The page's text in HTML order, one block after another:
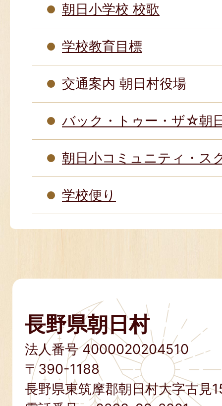
朝日小学校 校歌
学校教育目標
交通案内 朝日村役場
バック・トゥー・ザ☆朝
朝日小コミュニティ・ス
学校便り
長野県朝日村
法人番号 4000020204510
〒390-1188
長野県東筑摩郡朝日村大字古見